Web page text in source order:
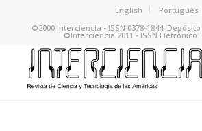
English
Português
©2000 Interciencia - ISSN 0378-1844. Depósito
©Interciencia 2011 - ISSN Eletrônico: